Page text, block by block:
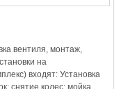
вентиля, монтаж,
на
входят: Установка
снятие колес; мойка